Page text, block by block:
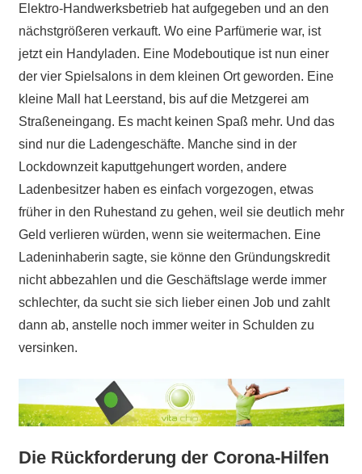
Elektro-Handwerksbetrieb hat aufgegeben und an den
nächstgrößeren verkauft. Wo eine Parfümerie war, ist
jetzt ein Handyladen. Eine Modeboutique ist nun einer
der vier Spielsalons in dem kleinen Ort geworden. Eine
kleine Mall hat Leerstand, bis auf die Metzgerei am
Straßeneingang. Es macht keinen Spaß mehr. Und das
sind nur die Ladengeschäfte. Manche sind in der
Lockdownzeit kaputtgehungert worden, andere
Ladenbesitzer haben es einfach vorgezogen, etwas
früher in den Ruhestand zu gehen, weil sie deutlich mehr
Geld verlieren würden, wenn sie weitermachen. Eine
Ladeninhaberin sagte, sie könne den Gründungskredit
nicht abbezahlen und die Geschäftslage werde immer
schlechter, da sucht sie sich lieber einen Job und zahlt
dann ab, anstelle noch immer weiter in Schulden zu
versinken.
Die Rückforderung der Corona-Hilfen